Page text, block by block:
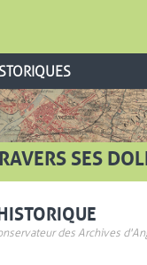
SES
des Archives